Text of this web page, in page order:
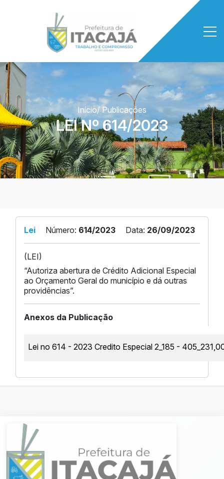
Início/ Publicações
LEI Nº 614/2023
Lei Número: 614/2023 Data: 26/09/2023
(LEI)
“Autoriza abertura de Crédito Adicional Especial
ao Orçamento Geral do município e dá outras
providências”.
Anexos da Publicação
Lei no 614 - 2023 Credito Especial 2_185 -